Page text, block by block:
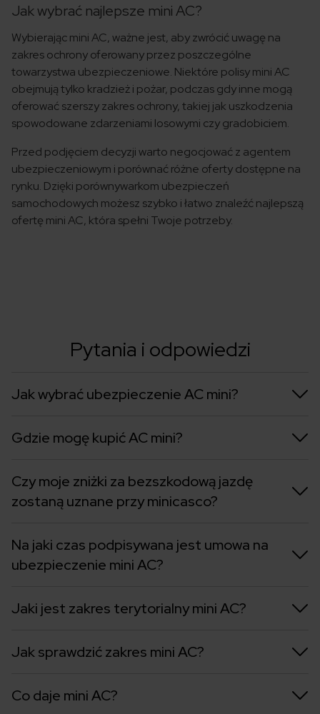
Jak wybrać najlepsze mini AC?
Wybierając mini AC, ważne jest, aby zwrócić uwagę na
zakres ochrony oferowany przez poszczególne
towarzystwa ubezpieczeniowe. Niektóre polisy mini AC
obejmują tylko kradzież i pożar, podczas gdy inne mogą
oferować szerszy zakres ochrony, takiej jak uszkodzenia
spowodowane zdarzeniami losowymi czy gradobiciem.
Przed podjęciem decyzji warto negocjować z agentem
ubezpieczeniowym i porównać różne oferty dostępne na
rynku. Dzięki porównywarkom ubezpieczeń
samochodowych możesz szybko i łatwo znaleźć najlepszą
ofertę mini AC, która spełni Twoje potrzeby.
Pytania i odpowiedzi
Jak wybrać ubezpieczenie AC mini?
Gdzie mogę kupić AC mini?
Czy moje zniżki za bezszkodową jazdę
zostaną uznane przy minicasco?
Na jaki czas podpisywana jest umowa na
ubezpieczenie mini AC?
Jaki jest zakres terytorialny mini AC?
Jak sprawdzić zakres mini AC?
Co daje mini AC?